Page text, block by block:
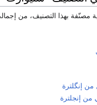
من إنگلترة
من إنجلترة